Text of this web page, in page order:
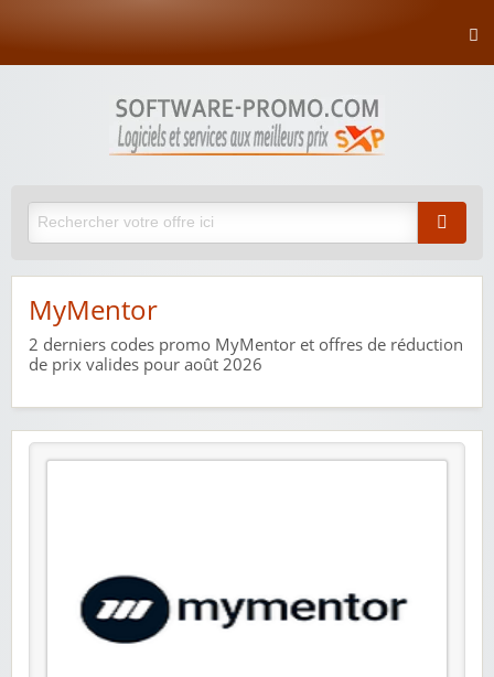
MyMentor
2 derniers codes promo MyMentor et offres de réduction
de prix valides pour août 2026